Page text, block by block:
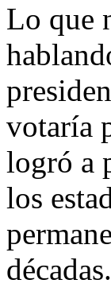
Lo que
votaría
logró a
los
décadas.